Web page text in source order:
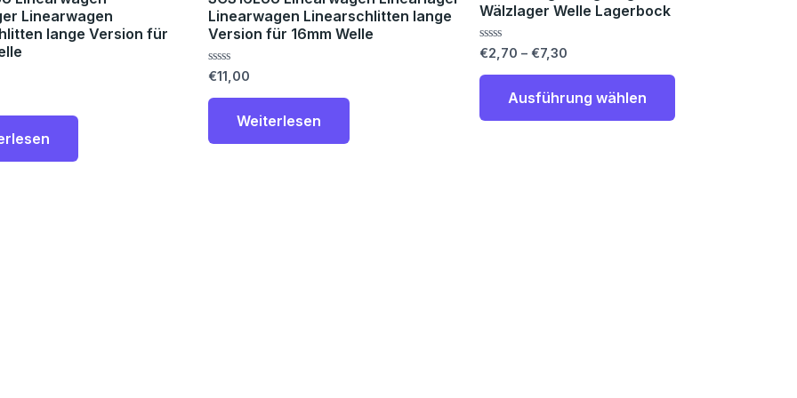
Linearwagen
lange Version für
Linearwagen Linearschlitten lange
Version für 16mm Welle
Bewertet
mit
0
€11,00
Weiterlesen
Wälzlager Welle Lagerbock
Bewertet
mit
0
€2,70 – €7,30
Ausführung wählen
auf